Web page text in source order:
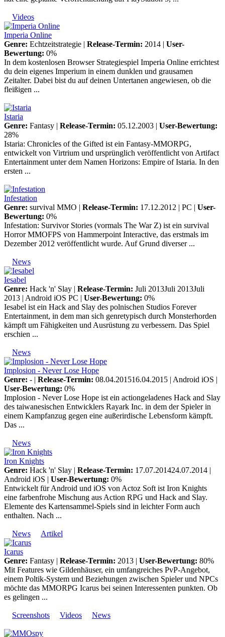
Videos
Imperia Online
Genre: Echtzeitstrategie | Release-Termin: 2014 | User-
Bewertung: 0%
In dem kostenlosen Browser Strategiespiel Imperia Online errichtest
du dein eigenes Imperium in einem dunklen und grausamen
Zeitalter. Dabei bist du auf deinen Untertanen angewiesen, ob die
fleißigen ...
Istaria
Genre: Fantasy | Release-Termin: 05.12.2003 | User-Bewertung:
28%
Istaria: Chronicles of the Gifted ist ein Fantasy-MMORPG,
entwickelt von Virtrium und ursprünglich veröffentlicht von Artifact
Entertainment unter dem Namen Horizons: Empire of Istaria. In den
ersten ...
Infestation
Genre: survival MMO | Release-Termin: 17.12.2012 | PC | User-
Bewertung: 0%
Infestation: Survivor Stories (vormals The War Z) ist ein survival
Horror MMOFPS von Hammerpoint Interactive, das erstmals im
Dezember 2012 veröffentlicht wurde. Auf Grund diverser ...
News
Iesabel
Genre: Hack 'n' Slay | Release-Termin: Juli 2013Juli 2013Juli
2013 | Android iOS PC | User-Bewertung: 0%
Iesabel ist ein Hack and Slay des polnischen Studios Forever
Entertainment, in dem man sich genretypisch durch Monsterhorden
kämpft um Fähigkeiten und Ausrüstung zu verbessern. Das Spiel
erschien ...
News
Implosion - Never Lose Hope
Genre: - | Release-Termin: 08.04.201516.04.2015 | Android iOS |
User-Bewertung: 0%
Implosion - Never Lose Hope ist ein actiongeladenes Hack and Slay
des taiwanesischen Entwicklers Rayark Inc. in dem der Spieler in
einem Kampfanzug gegen eine außerirdische Lebensform kämpft.
Das ...
News
Iron Knights
Genre: Hack 'n' Slay | Release-Termin: 17.07.201424.07.2014 |
Android iOS | User-Bewertung: 0%
Entwickelt für Android und iOS von Actoz Soft ist Iron Knights
eine farbenfrohe Mischung aus Action RPG und Hack and Slay.
Elemente des Kartensammel-Spiels sind in leichter Form auch
enthalten. Nach ...
News Artikel
Icarus
Genre: Fantasy | Release-Termin: 2013 | User-Bewertung: 80%
Mit Features wie Gildenhäuser, ein umfangreiches PvP-Angebot,
einem Poltik-System und Beziehungen zwischen Spieler und NPCs
möchte das MMORPG Icarus bei seinen Interessenten punkten. Ob
es gelingen ...
Screenshots Videos News